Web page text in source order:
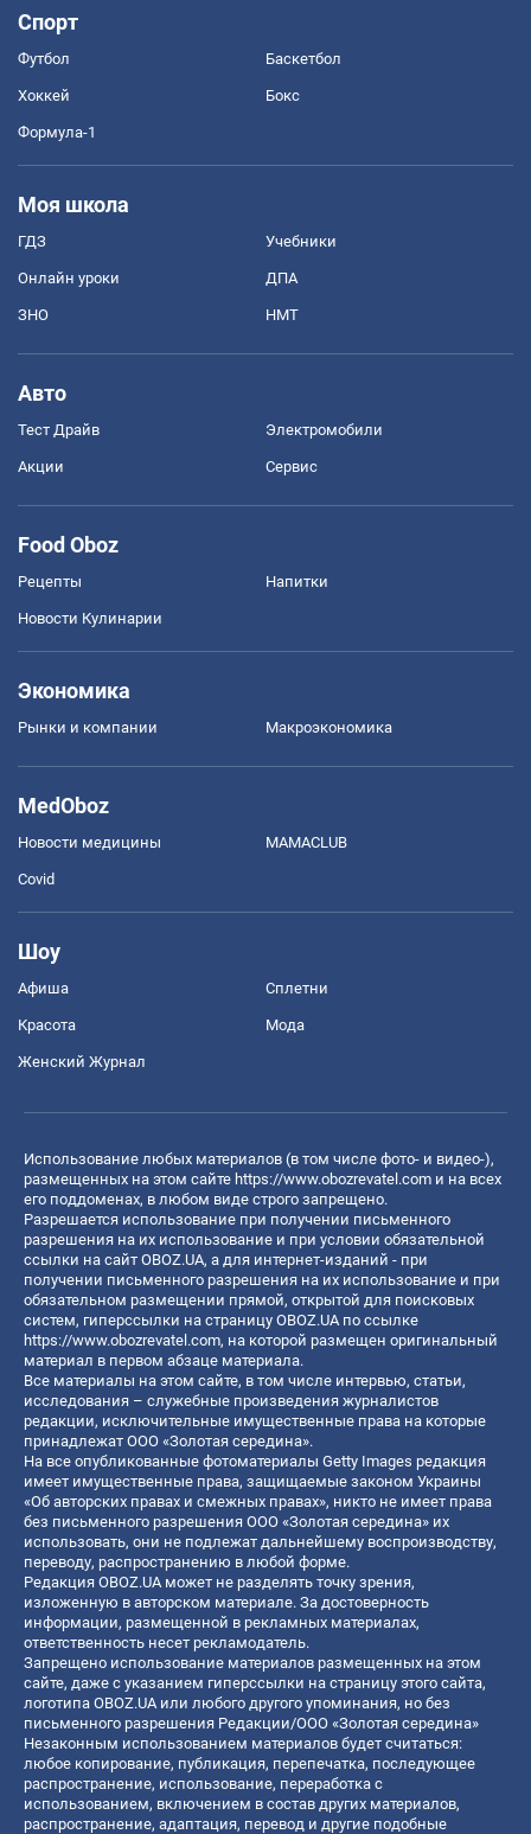
Спорт
Футбол Баскетбол
Хоккей Бокс
Формула-1
Моя школа
ГДЗ Учебники
Онлайн уроки ДПА
ЗНО НМТ
Авто
Тест Драйв Электромобили
Акции Сервис
Food Oboz
Рецепты Напитки
Новости Кулинарии
Экономика
Рынки и компании Mакроэкономика
MedOboz
Новости медицины MAMACLUB
Covid
Шоу
Афиша Сплетни
Красота Мода
Женский Журнал
Использование любых материалов (в том числе фото- и видео-),
размещенных на этом сайте https://www.obozrevatel.com и на всех
его поддоменах, в любом виде строго запрещено.
Разрешается использование при получении письменного
разрешения на их использование и при условии обязательной
ссылки на сайт OBOZ.UA, а для интернет-изданий - при
получении письменного разрешения на их использование и при
обязательном размещении прямой, открытой для поисковых
систем, гиперссылки на страницу OBOZ.UA по ссылке
https://www.obozrevatel.com, на которой размещен оригинальный
материал в первом абзаце материала.
Все материалы на этом сайте, в том числе интервью, статьи,
исследования – служебные произведения журналистов
редакции, исключительные имущественные права на которые
принадлежат ООО «Золотая середина».
На все опубликованные фотоматериалы Getty Images редакция
имеет имущественные права, защищаемые законом Украины
«Об авторских правах и смежных правах», никто не имеет права
без письменного разрешения ООО «Золотая середина» их
использовать, они не подлежат дальнейшему воспроизводству,
переводу, распространению в любой форме.
Редакция OBOZ.UA может не разделять точку зрения,
изложенную в авторском материале. За достоверность
информации, размещенной в рекламных материалах,
ответственность несет рекламодатель.
Запрещено использование материалов размещенных на этом
сайте, даже с указанием гиперссылки на страницу этого сайта,
логотипа OBOZ.UA или любого другого упоминания, но без
письменного разрешения Редакции/ООО «Золотая середина»
Незаконным использованием материалов будет считаться:
любое копирование, публикация, перепечатка, последующее
распространение, использование, переработка с
использованием, включением в состав других материалов,
распространение, адаптация, перевод и другие подобные